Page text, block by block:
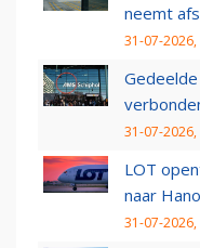
neemt
31-07-2026,
31-07-2026,
LOT
naar
31-07-2026,